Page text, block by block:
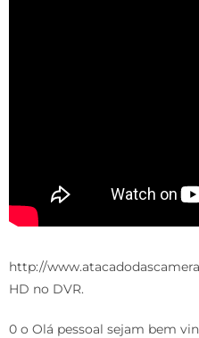
http://
HD no DVR.
0 o Olá pessoal sejam bem